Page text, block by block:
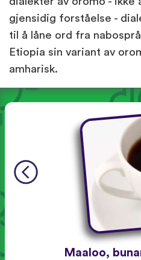
gjensidig forståelse -
til å låne ord fra
Etiopia sin variant av
amharisk.
Maaloo,